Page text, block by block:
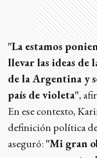
"La estamos
llevar las ideas de
de la Argentina y
país de violeta",
En ese contexto,
definición política
aseguró: "Mi gran